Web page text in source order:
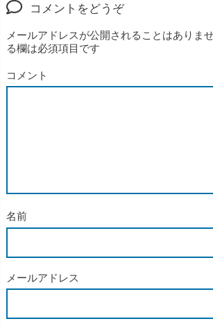
コメントをどうぞ
メールアドレスが公開されることはありませ
る欄は必須項目です
コメント
名前
メールアドレス